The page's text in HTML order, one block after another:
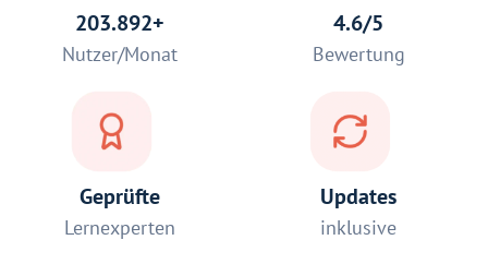
203.892+
Nutzer/Monat
4.6/5
Bewertung
Geprüfte
Lernexperten
Updates
inklusive